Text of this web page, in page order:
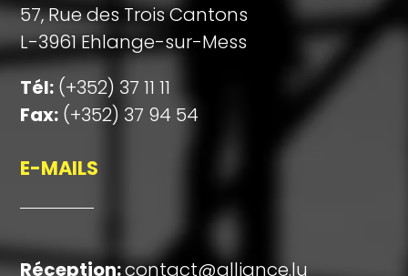
57, Rue des Trois Cantons
L-3961 Ehlange-sur-Mess
Tél: (+352) 37 11 11
Fax: (+352) 37 94 54
E-MAILS
Réception:contact@alliance.lu